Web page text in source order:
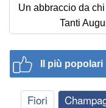
Un abbraccio da
Tanti
Il più popolari
Fiori